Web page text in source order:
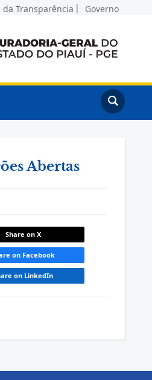
da Transparência Governo
Abertas
Share on X
on Facebook
on LinkedIn